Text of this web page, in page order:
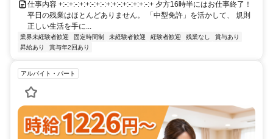
仕事内容 +:-:+:-:+:+:-:+:-:+:+:-:+:-:+:+:-:+ 夕方16時半にはお仕事終了！
平日の残業はほとんどありません。 「中型免許」を活かして、 規則
正しい生活を手に...
業界未経験者歓迎 固定時間制 未経験者歓迎 経験者歓迎 残業なし
賞与あり
昇給あり
賞与年2回あり
アルバイト・パート